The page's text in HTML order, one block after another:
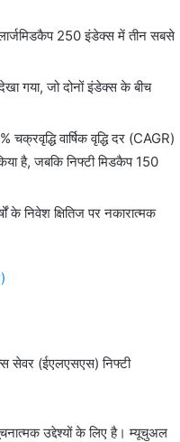
लार्जमिडकैप 250 इंडेक्स में तीन सबसे
गया, जो दोनों इंडेक्स के बीच
वार्षिक वृद्धि दर (CAGR)
है, जबकि निफ्टी मिडकैप 150
के निवेश क्षितिज पर नकारात्मक
सेवर (ईएलएसएस) निफ्टी
उद्देश्यों के लिए है। म्यूचुअल